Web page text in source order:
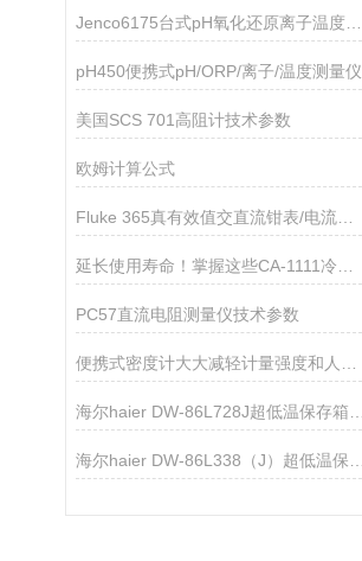
pH450便携式pH/ORP/离子/温度测量仪
美国SCS 701高阻计技术参数
欧姆计算公式
Fluke 365真有效值交直流钳表/电流表技术资料
PC57直流电阻测量仪技术参数